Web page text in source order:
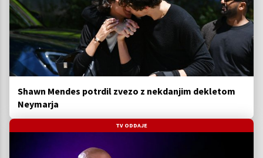
Shawn Mendes potrdil zvezo z nekdanjim dekletom
Neymarja
TV ODDAJE